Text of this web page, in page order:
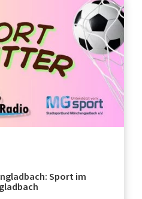
Sport im